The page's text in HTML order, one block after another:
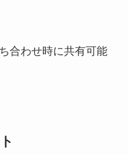
合わせ時に共有可能